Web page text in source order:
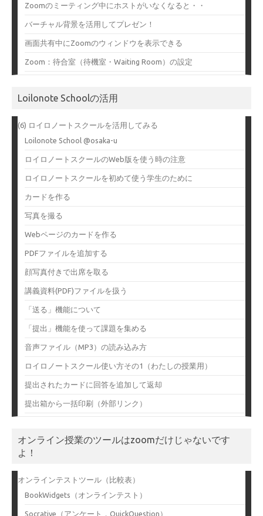
Zoomのミーティング中にホストがいなくなると・・
バーチャル背景を活用してプレゼン！
画面共有中にZoomのウィンドウを表示できる
Zoom：待合室（待機室・Waiting Room）の設定
Loilonote Schoolの活用
(6) ロイロノートスクールを活用してみる
Loilonote School @osaka-u
ロイロノートスクールのWeb版を使う時の注意
ロイロノートスクールを初めて使う学生のために
カードを作る
写真を撮る
Webページのカードを作る
PDFファイルを追加する
顔写真付きで出席を取る
講義資料(PDF)ファイルを扱う
「送る」機能について
「提出」機能を使って課題を集める
音声ファイル（MP3）の読み込み方
ロイロノートスクール使い方その1（わたしの授業用）
提出されたカードに回答を追加して返却
提出箱から一括印刷（外部リンク）
オンライン授業のツールはzoomだけじゃないです
よ！
オンラインテストツール（比較表）
BookWidgets（オンラインテスト）
Socrative（アンケート，QuickQuestion）